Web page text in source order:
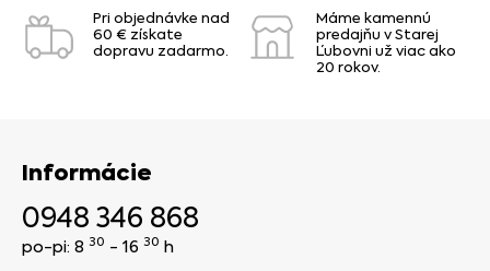
Pri objednávke nad
60 € získate
dopravu zadarmo.
Máme kamennú
predajňu v Starej
Ľubovni už viac ako
20 rokov.
Informácie
0948 346 868
po-pi: 8 30 - 16 30 h